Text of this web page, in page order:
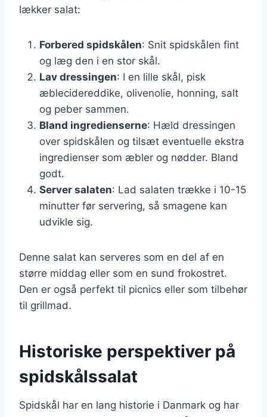
lækker salat:
Forbered spidskålen: Snit spidskålen fint
og læg den i en stor skål.
Lav dressingen: I en lille skål, pisk
æblecidereddike, olivenolie, honning, salt
og peber sammen.
Bland ingredienserne: Hæld dressingen
over spidskålen og tilsæt eventuelle ekstra
ingredienser som æbler og nødder. Bland
godt.
Server salaten: Lad salaten trække i 10-15
minutter før servering, så smagene kan
udvikle sig.
Denne salat kan serveres som en del af en
større middag eller som en sund frokostret.
Den er også perfekt til picnics eller som tilbehør
til grillmad.
Historiske perspektiver på
spidskålssalat
Spidskål har en lang historie i Danmark og har